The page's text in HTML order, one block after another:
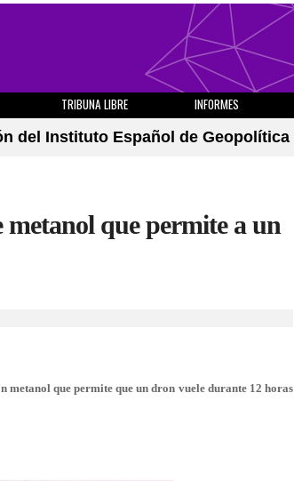
TRIBUNA LIBRE INFORMES
del Instituto Español de Geopolítica
que permite a un
que permite que un dron vuele durante 12 horas